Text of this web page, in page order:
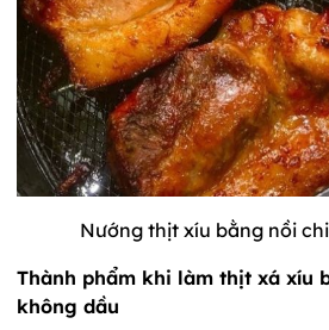
Nướng thịt xíu bằng nồi
Thành phẩm khi làm thịt xá xíu
không dầu